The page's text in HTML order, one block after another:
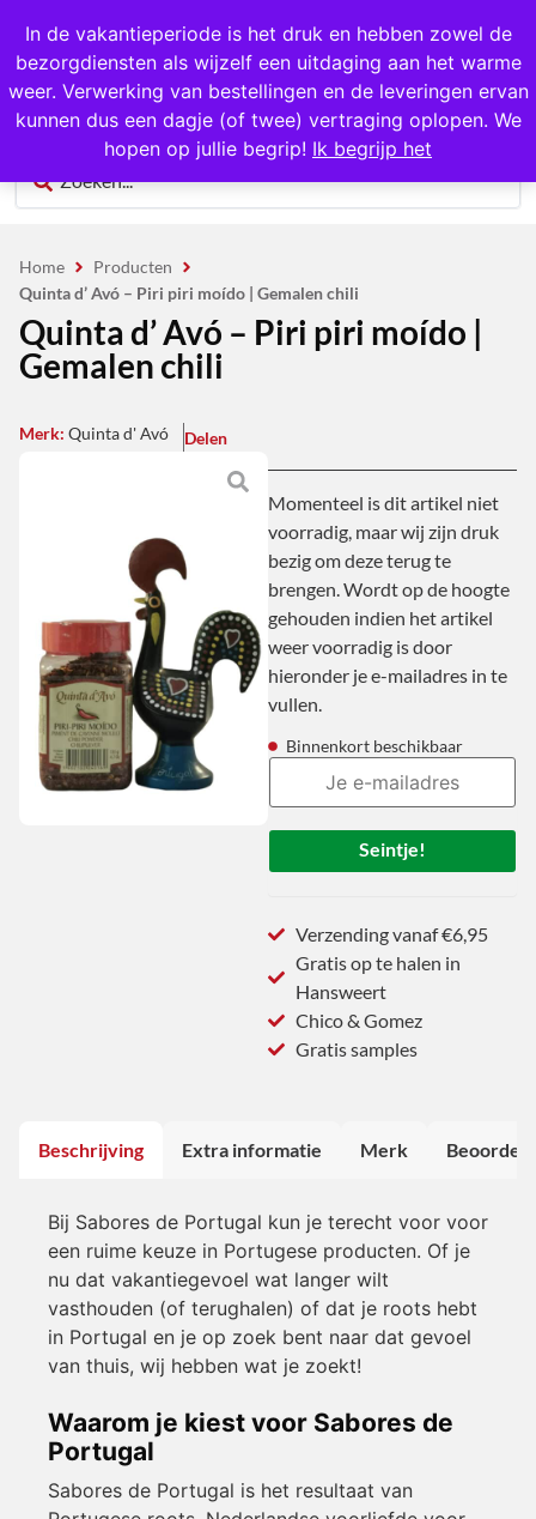
In de vakantieperiode is het druk en hebben zowel de
bezorgdiensten als wijzelf een uitdaging aan het warme
weer. Verwerking van bestellingen en de leveringen ervan
kunnen dus een dagje (of twee) vertraging oplopen. We
hopen op jullie begrip! Ik begrijp het
1000+ producten op voorraad
0
Home
Producten
Quinta d’ Avó – Piri piri moído | Gemalen chili
Quinta d’ Avó – Piri piri moído |
Gemalen chili
Merk: Quinta d' Avó Delen
Momenteel is dit artikel niet
voorradig, maar wij zijn druk
bezig om deze terug te
brengen. Wordt op de hoogte
gehouden indien het artikel
weer voorradig is door
hieronder je e-mailadres in te
vullen.
Binnenkort beschikbaar
Seintje!
Verzending vanaf €6,95
Gratis op te halen in
Hansweert
Chico & Gomez
Gratis samples
Beschrijving Extra informatie Merk
Bij Sabores de Portugal kun je terecht voor voor
een ruime keuze in Portugese producten. Of je
nu dat vakantiegevoel wat langer wilt
vasthouden (of terughalen) of dat je roots hebt
in Portugal en je op zoek bent naar dat gevoel
van thuis, wij hebben wat je zoekt!
Waarom je kiest voor Sabores de
Portugal
Sabores de Portugal is het resultaat van